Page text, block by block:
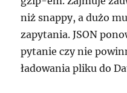
niż snappy, a dużo
zapytania. JSON
pytanie czy nie
ładowania pliku do